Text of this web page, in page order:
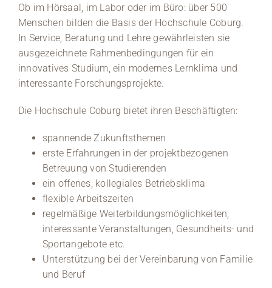
Medien
Stellenangebote
News
Veranstaltungen
Ob im Hörsaal, im Labor oder im Büro: über 500
Menschen bilden die Basis der Hochschule Coburg.
In Service, Beratung und Lehre gewährleisten sie
ausgezeichnete Rahmenbedingungen für ein
innovatives Studium, ein modernes Lernklima und
interessante Forschungsprojekte.
Die Hochschule Coburg bietet ihren Beschäftigten:
spannende Zukunftsthemen
erste Erfahrungen in der projektbezogenen
Betreuung von Studierenden
ein offenes, kollegiales Betriebsklima
flexible Arbeitszeiten
regelmäßige Weiterbildungsmöglichkeiten,
interessante Veranstaltungen, Gesundheits- und
Sportangebote etc.
Unterstützung bei der Vereinbarung von Familie
und Beruf